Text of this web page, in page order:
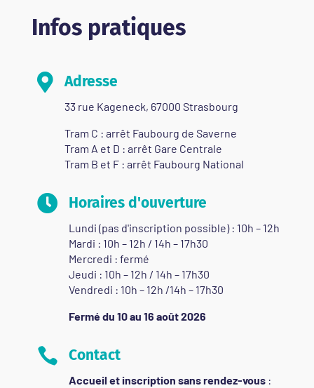
Infos pratiques
 Adresse
33 rue Kageneck, 67000 Strasbourg
Tram C : arrêt Faubourg de Saverne
Tram A et D : arrêt Gare Centrale
Tram B et F : arrêt Faubourg National
 Horaires d'ouverture
Lundi (pas d'inscription possible) : 10h – 12h
Mardi : 10h – 12h / 14h – 17h30
Mercredi : fermé
Jeudi : 10h – 12h / 14h – 17h30
Vendredi : 10h – 12h /14h – 17h30
Fermé du 10 au 16 août 2026
 Contact
Accueil et inscription sans rendez-vous: